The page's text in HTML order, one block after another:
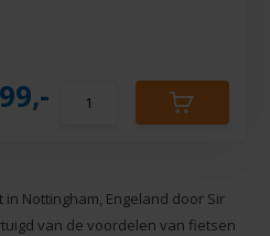
in Nottingham, Engeland door Sir
van de voordelen van fietsen